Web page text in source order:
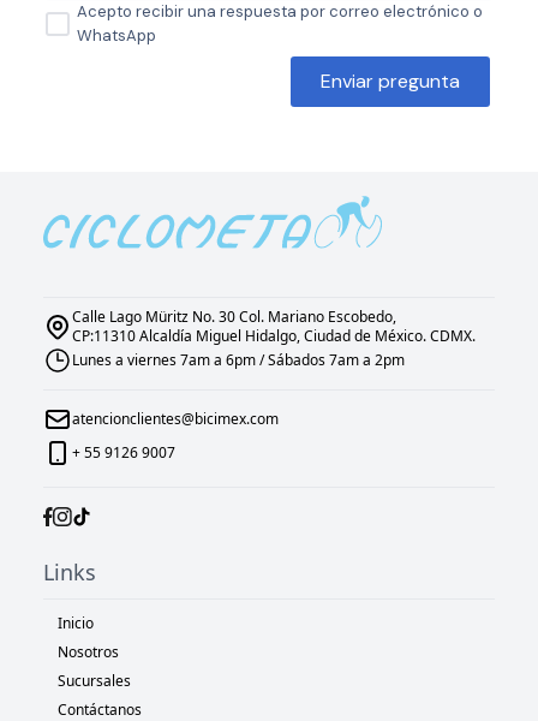
Acepto recibir una respuesta por correo electrónico o
WhatsApp
Enviar pregunta
Calle Lago Müritz No. 30 Col. Mariano Escobedo,
CP:11310 Alcaldía Miguel Hidalgo, Ciudad de México. CDMX.
Lunes a viernes 7am a 6pm / Sábados 7am a 2pm
atencionclientes@bicimex.com
+ 55 9126 9007
Links
Inicio
Nosotros
Sucursales
Contáctanos